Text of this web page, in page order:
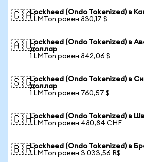
🇨🇦Lockheed (Ondo Tokenized) в
1 LMTon равен 830,17 $
🇦🇺Lockheed (Ondo Tokenized) в
доллар
1 LMTon равен 842,06 $
🇸🇬Lockheed (Ondo Tokenized) в
доллар
1 LMTon равен 760,57 $
🇨🇭Lockheed (Ondo Tokenized) в
1 LMTon равен 480,84 CHF
🇧🇷Lockheed (Ondo Tokenized) в
1 LMTon равен 3 033,56 R$